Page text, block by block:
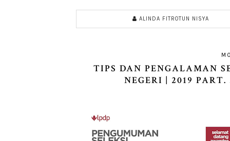
ALINDA FITROTUN NISYA
TIPS DAN PENGALAMAN
NEGERI | 2019